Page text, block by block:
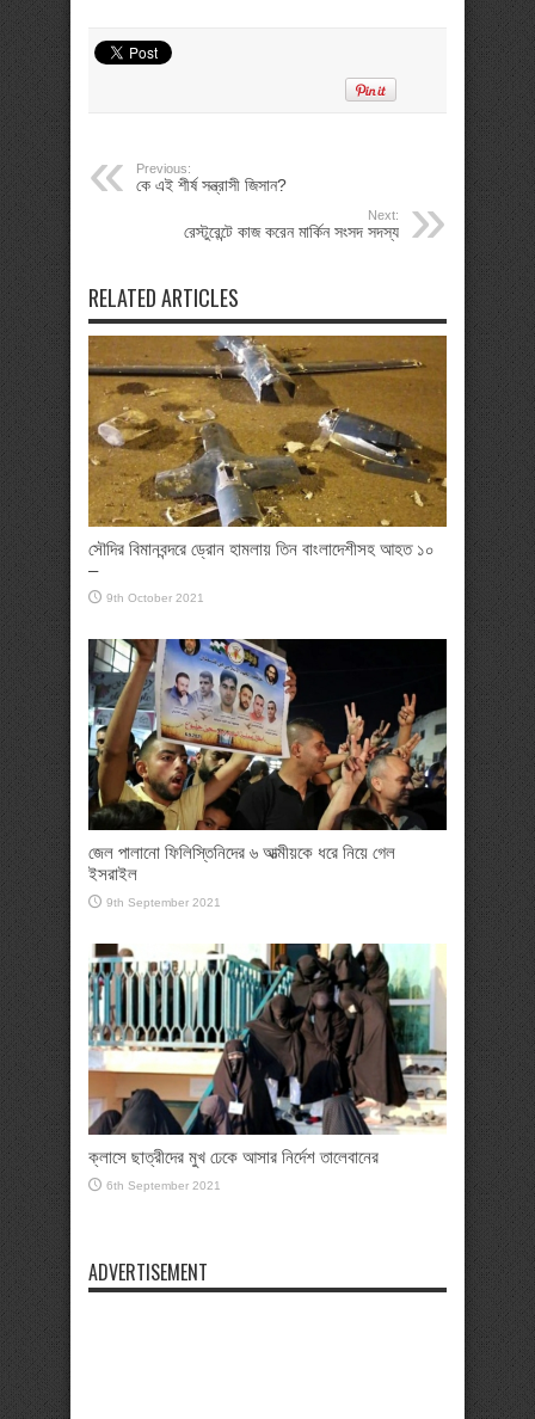
Previous:
কে এই শীর্ষ সন্ত্রাসী জিসান?
Next:
রেস্টুরেন্টে কাজ করেন মার্কিন সংসদ সদস্য
RELATED ARTICLES
সৌদির বিমানবন্দরে ড্রোন হামলায় তিন বাংলাদেশীসহ আহত ১০
–
9th October 2021
জেল পালানো ফিলিস্তিনিদের ৬ আত্মীয়কে ধরে নিয়ে গেল
ইসরাইল
9th September 2021
ক্লাসে ছাত্রীদের মুখ ঢেকে আসার নির্দেশ তালেবানের
6th September 2021
ADVERTISEMENT